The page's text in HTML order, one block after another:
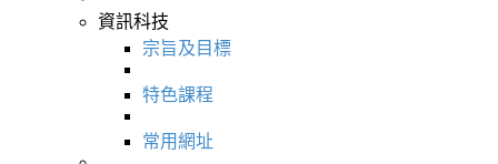
資訊科技
宗旨及目標
特色課程
常用網址